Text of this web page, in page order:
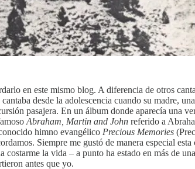
en este mismo blog. A diferencia de otros
desde la adolescencia cuando su madre,
pasajera. En un álbum donde aparecía una
Abraham, Martin and John referido a
himno evangélico Precious Memories
Siempre me gustó de manera especial
la vida – a punto ha estado en más de
antes que yo.